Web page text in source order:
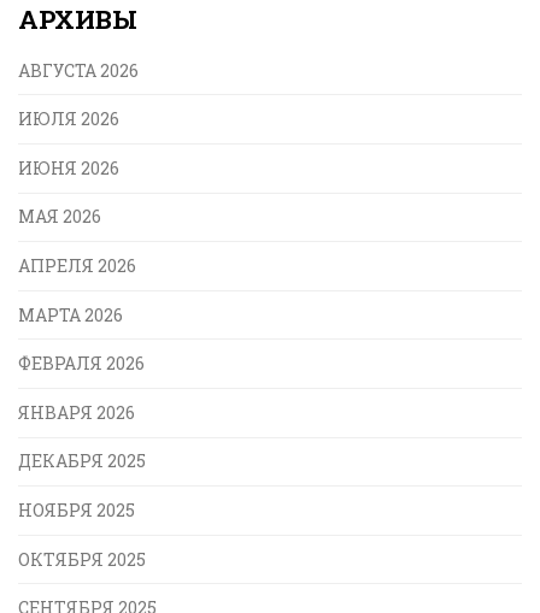
АРХИВЫ
АВГУСТА 2026
ИЮЛЯ 2026
ИЮНЯ 2026
МАЯ 2026
АПРЕЛЯ 2026
МАРТА 2026
ФЕВРАЛЯ 2026
ЯНВАРЯ 2026
ДЕКАБРЯ 2025
НОЯБРЯ 2025
ОКТЯБРЯ 2025
СЕНТЯБРЯ 2025